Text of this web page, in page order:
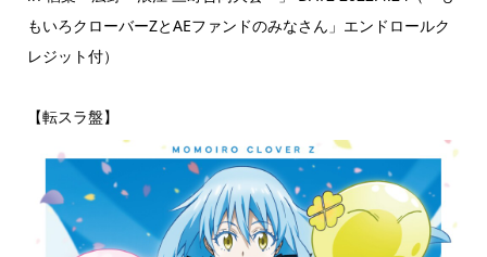
もいろクローバーZとAEファンドのみなさん」エンドロールク
レジット付）
【転スラ盤】